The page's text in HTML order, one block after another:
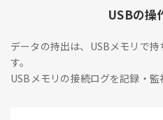
USBの操
データの持出は、USBメモリで
す。
USBメモリの接続ログを記録・監